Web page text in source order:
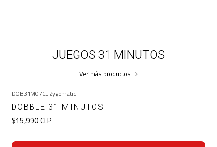
JUEGOS 31 MINUTOS
Ver más productos
DOB31M07CL|Zygomatic
DOBBLE 31 MINUTOS
$15,990 CLP